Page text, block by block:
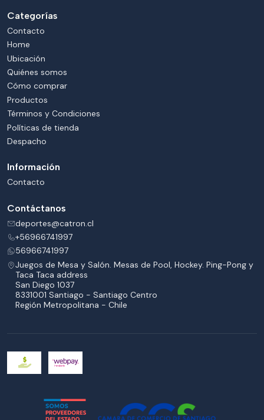
Categorías
Contacto
Home
Ubicación
Quiénes somos
Cómo comprar
Productos
Términos y Condiciones
Políticas de tienda
Despacho
Información
Contacto
Contáctanos
deportes@catron.cl
+56966741997
56966741997
Juegos de Mesa y Salón. Mesas de Pool, Hockey. Ping-Pong y
Taca Taca address
San Diego 1037
8331001 Santiago - Santiago Centro
Región Metropolitana - Chile